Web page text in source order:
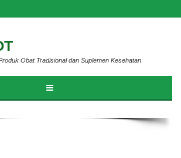
Obat Tradisional dan Suplemen Kesehatan